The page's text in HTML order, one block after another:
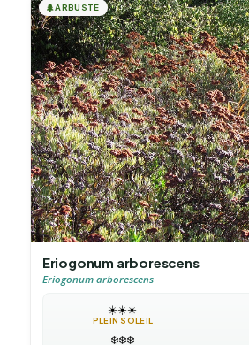
🌲ARBUSTE
Eriogonum arborescens
Eriogonum arborescens
☀️☀️☀️
PLEIN SOLEIL
❄️❄️❄️